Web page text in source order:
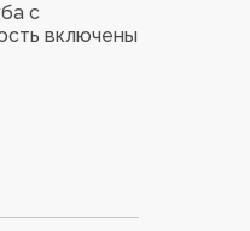
с
включены